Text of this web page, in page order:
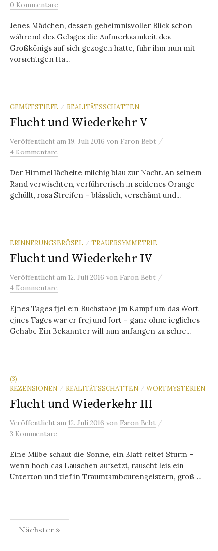
0 Kommentare
Jenes Mädchen, dessen geheimnisvoller Blick schon
während des Gelages die Aufmerksamkeit des
Großkönigs auf sich gezogen hatte, fuhr ihm nun mit
vorsichtigen Hä...
GEMÜTSTIEFE / REALITÄTSSCHATTEN
Flucht und Wiederkehr V
Veröffentlicht am 19. Juli 2016 von Faron Bebt /
4 Kommentare
Der Himmel lächelte milchig blau zur Nacht. An seinem
Rand verwischten, verführerisch in seidenes Orange
gehüllt, rosa Streifen – blässlich, verschämt und...
ERINNERUNGSBRÖSEL / TRAUERSYMMETRIE
Flucht und Wiederkehr IV
Veröffentlicht am 12. Juli 2016 von Faron Bebt /
4 Kommentare
Ejnes Tages fjel ein Buchstabe jm Kampf um das Wort
ejnes Tages war er frej und fort – ganz ohne iegliches
Gehabe Ein Bekannter will nun anfangen zu schre...
(3)
REZENSIONEN / REALITÄTSSCHATTEN / WORTMYSTERIEN
Flucht und Wiederkehr III
Veröffentlicht am 12. Juli 2016 von Faron Bebt /
3 Kommentare
Eine Milbe schaut die Sonne, ein Blatt reitet Sturm –
wenn hoch das Lauschen aufsetzt, rauscht leis ein
Unterton und tief in Traumtambourengeistern, groß ...
Seitennummerierung
der
Nächster »